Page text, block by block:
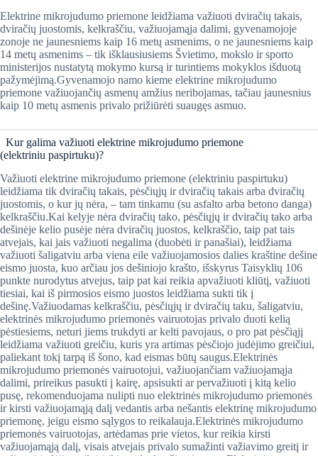
Elektrine mikrojudumo priemone leidžiama važiuoti dviračių takais,
dviračių juostomis, kelkraščiu, važiuojamąja dalimi, gyvenamojoje
zonoje ne jaunesniems kaip 16 metų asmenims, o ne jaunesniems kaip
14 metų asmenims – tik išklausiusiems Švietimo, mokslo ir sporto
ministerijos nustatytą mokymo kursą ir turintiems mokyklos išduotą
pažymėjimą.Gyvenamojo namo kieme elektrine mikrojudumo
priemone važiuojančių asmenų amžius neribojamas, tačiau jaunesnius
kaip 10 metų asmenis privalo prižiūrėti suaugęs asmuo.
Kur galima važiuoti elektrine mikrojudumo priemone
(elektriniu paspirtuku)?
Važiuoti elektrine mikrojudumo priemone (elektriniu paspirtuku)
leidžiama tik dviračių takais, pėsčiųjų ir dviračių takais arba dviračių
juostomis, o kur jų nėra, – tam tinkamu (su asfalto arba betono danga)
kelkraščiu.Kai kelyje nėra dviračių tako, pėsčiųjų ir dviračių tako arba
dešinėje kelio pusėje nėra dviračių juostos, kelkraščio, taip pat tais
atvejais, kai jais važiuoti negalima (duobėti ir panašiai), leidžiama
važiuoti šaligatviu arba viena eile važiuojamosios dalies kraštine dešine
eismo juosta, kuo arčiau jos dešiniojo krašto, išskyrus Taisyklių 106
punkte nurodytus atvejus, taip pat kai reikia apvažiuoti kliūtį, važiuoti
tiesiai, kai iš pirmosios eismo juostos leidžiama sukti tik į
dešinę.Važiuodamas kelkraščiu, pėsčiųjų ir dviračių taku, šaligatviu,
elektrinės mikrojudumo priemonės vairuotojas privalo duoti kelią
pėstiesiems, neturi jiems trukdyti ar kelti pavojaus, o pro pat pėsčiąjį
leidžiama važiuoti greičiu, kuris yra artimas pėsčiojo judėjimo greičiui,
paliekant tokį tarpą iš šono, kad eismas būtų saugus.Elektrinės
mikrojudumo priemonės vairuotojui, važiuojančiam važiuojamąja
dalimi, prireikus pasukti į kairę, apsisukti ar pervažiuoti į kitą kelio
pusę, rekomenduojama nulipti nuo elektrinės mikrojudumo priemonės
ir kirsti važiuojamąją dalį vedantis arba nešantis elektrinę mikrojudumo
priemonę, jeigu eismo sąlygos to reikalauja.Elektrinės mikrojudumo
priemonės vairuotojas, artėdamas prie vietos, kur reikia kirsti
važiuojamąją dalį, visais atvejais privalo sumažinti važiavimo greitį ir